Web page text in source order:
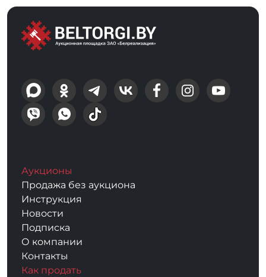
Аукционы
Продажа без аукциона
Инструкция
Новости
Подписка
О компании
Контакты
Как продать